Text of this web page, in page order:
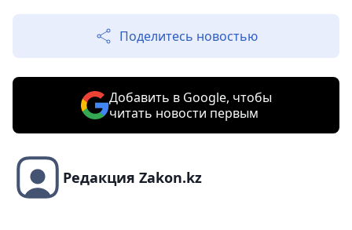
Поделитесь новостью
Добавить в Google, чтобы
читать новости первым
Редакция Zakon.kz